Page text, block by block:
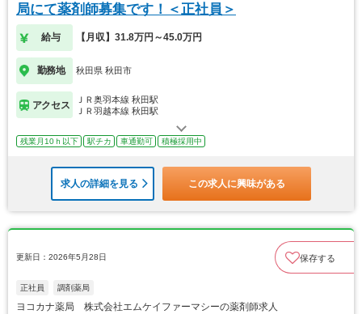
局にて薬剤師募集です！＜正社員＞
給与 【月収】31.8万円～45.0万円
勤務地 秋田県 秋田市
アクセス
ＪＲ奥羽本線 秋田駅
ＪＲ羽越本線 秋田駅
残業月10ｈ以下 駅チカ 車通勤可 積極採用中
求人の詳細を見る この求人に興味がある
更新日：2026年5月28日 保存する
正社員 調剤薬局
ヨコカナ薬局 株式会社エムケイファーマシーの薬剤師求人